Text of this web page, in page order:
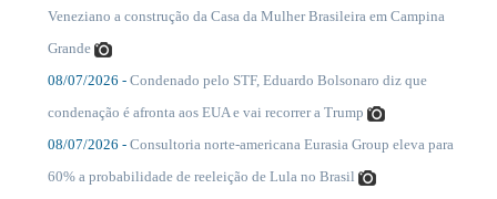
Veneziano a construção da Casa da Mulher Brasileira em Campina
Grande
08/07/2026 - Condenado pelo STF, Eduardo Bolsonaro diz que
condenação é afronta aos EUA e vai recorrer a Trump
08/07/2026 - Consultoria norte-americana Eurasia Group eleva para
60% a probabilidade de reeleição de Lula no Brasil